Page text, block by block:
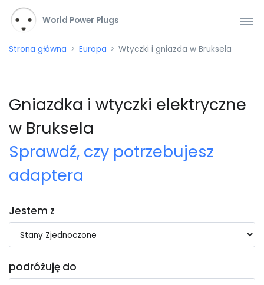
World Power Plugs
Strona główna Europa Wtyczki i gniazda w Bruksela
Gniazdka i wtyczki elektryczne
w Bruksela
Sprawdź, czy potrzebujesz
adaptera
Jestem z
podróżuję do